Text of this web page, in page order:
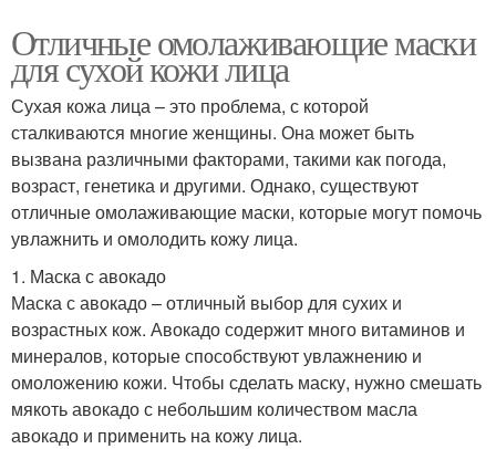
Отличные омолаживающие маски
для сухой кожи лица
Сухая кожа лица – это проблема, с которой
сталкиваются многие женщины. Она может быть
вызвана различными факторами, такими как погода,
возраст, генетика и другими. Однако, существуют
отличные омолаживающие маски, которые могут помочь
увлажнить и омолодить кожу лица.
1. Маска с авокадо
Маска с авокадо – отличный выбор для сухих и
возрастных кож. Авокадо содержит много витаминов и
минералов, которые способствуют увлажнению и
омоложению кожи. Чтобы сделать маску, нужно смешать
мякоть авокадо с небольшим количеством масла
авокадо и применить на кожу лица.